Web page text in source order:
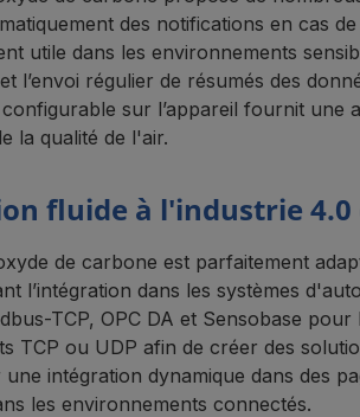
des notifications en cas
utile dans les environnements
l’envoi régulier de résumés des
sur l’appareil fournit une
la qualité de l'air.
fluide à l'industrie 4.0
de carbone est parfaitement
l’intégration dans les systèmes
TCP, OPC DA et Sensobase
TCP ou UDP afin de créer des
intégration dynamique dans des
les environnements connectés.